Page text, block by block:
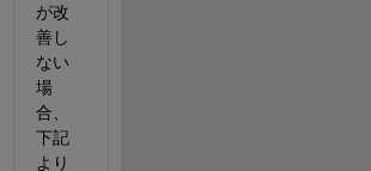
が改
善し
ない
場
合、
下記
より